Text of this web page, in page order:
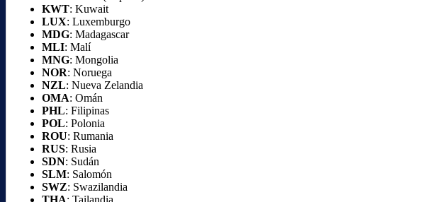
KWT: Kuwait
LUX: Luxemburgo
MDG: Madagascar
MLI: Malí
MNG: Mongolia
NOR: Noruega
NZL: Nueva Zelandia
OMA: Omán
PHL: Filipinas
POL: Polonia
ROU: Rumania
RUS: Rusia
SDN: Sudán
SLM: Salomón
SWZ: Swazilandia
THA: Tailandia